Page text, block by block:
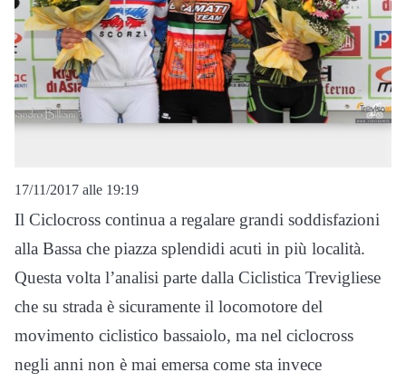
17/11/2017 alle 19:19
Il Ciclocross continua a regalare grandi soddisfazioni
alla Bassa che piazza splendidi acuti in più località.
Questa volta l’analisi parte dalla Ciclistica Trevigliese
che su strada è sicuramente il locomotore del
movimento ciclistico bassaiolo, ma nel ciclocross
negli anni non è mai emersa come sta invece